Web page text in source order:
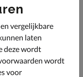
vergelijkbare
laten
deze wordt
wordt
voor